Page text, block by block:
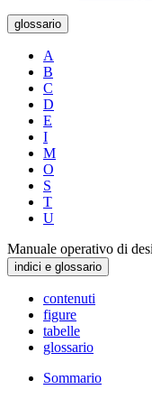
glossario
A
B
C
D
E
I
M
O
S
T
U
Manuale operativo di
indici e glossario
contenuti
figure
tabelle
glossario
Sommario